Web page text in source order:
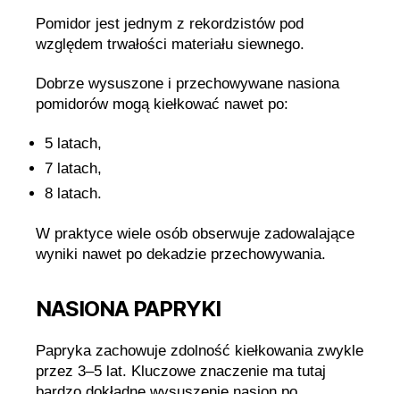
Pomidor jest jednym z rekordzistów pod
względem trwałości materiału siewnego.
Dobrze wysuszone i przechowywane nasiona
pomidorów mogą kiełkować nawet po:
5 latach,
7 latach,
8 latach.
W praktyce wiele osób obserwuje zadowalające
wyniki nawet po dekadzie przechowywania.
NASIONA PAPRYKI
Papryka zachowuje zdolność kiełkowania zwykle
przez 3–5 lat. Kluczowe znaczenie ma tutaj